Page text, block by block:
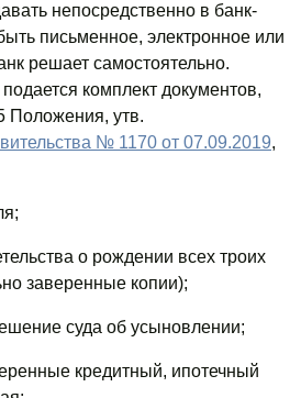
непосредственно в банк-
письменное, электронное или
решает самостоятельно.
комплект документов,
Положения, утв.
№ 1170 от 07.09.2019,
о рождении всех троих
заверенные копии);
суда об усыновлении;
кредитный, ипотечный